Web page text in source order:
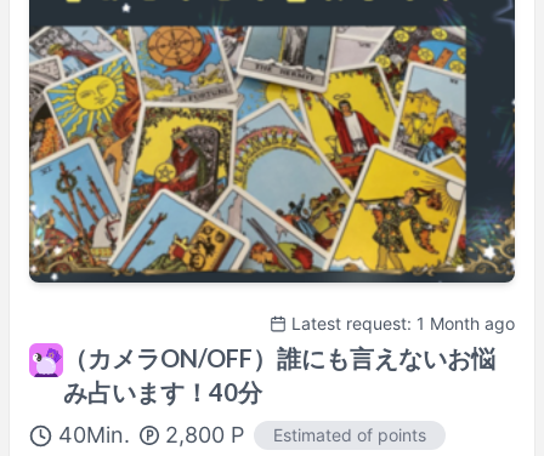
Latest request: 1 Month ago
（カメラON/OFF）誰にも言えないお悩
み占います！40分
40Min. 2,800 P Estimated of points
Actual availability may differ. Please check when you make a request.
Shown inAsia/Tokyotime.
Tutorenprofil
100% Satisfaction Guaranteed Lesson
Details Here→